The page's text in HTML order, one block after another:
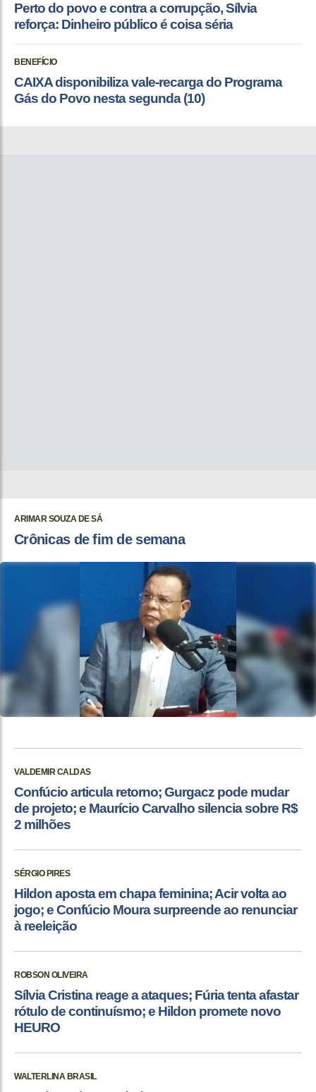
Perto do povo e contra a corrupção, Sílvia
reforça: Dinheiro público é coisa séria
BENEFÍCIO
CAIXA disponibiliza vale-recarga do Programa
Gás do Povo nesta segunda (10)
ARIMAR SOUZA DE SÁ
Crônicas de fim de semana
VALDEMIR CALDAS
Confúcio articula retorno; Gurgacz pode mudar
de projeto; e Maurício Carvalho silencia sobre R$
2 milhões
SÉRGIO PIRES
Hildon aposta em chapa feminina; Acir volta ao
jogo; e Confúcio Moura surpreende ao renunciar
à reeleição
ROBSON OLIVEIRA
Sílvia Cristina reage a ataques; Fúria tenta afastar
rótulo de continuísmo; e Hildon promete novo
HEURO
WALTERLINA BRASIL